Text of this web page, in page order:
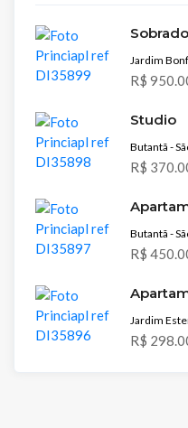
Sobrado
Jardim
R$
Studio
Butantã -
R$
Butantã -
R$
Jardim
R$